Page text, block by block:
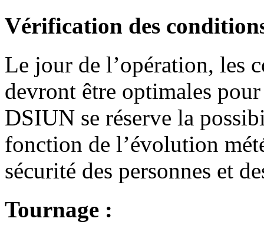
Vérification des
Le jour de l’opération, les
devront être optimales
DSIUN se réserve la
fonction de l’évolution
sécurité des personnes et
Tournage :